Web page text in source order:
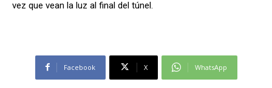
vez que vean la luz al final del túnel.
Facebook X WhatsApp